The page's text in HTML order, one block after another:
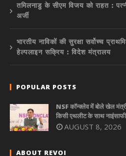
तमिलनाडु के सीएम विजय को राहत :
अर्जी
भारतीय नाविकों की सुरक्षा सर्वोच्च
हेल्पलाइन सक्रिय : विदेश मंत्रालय
POPULAR POSTS
NSF कॉन्क्लेव में बोले खेल मंत्री
किसी एथलीट के साथ नाइंसाफी
AUGUST 8, 2026
ABOUT REVOI